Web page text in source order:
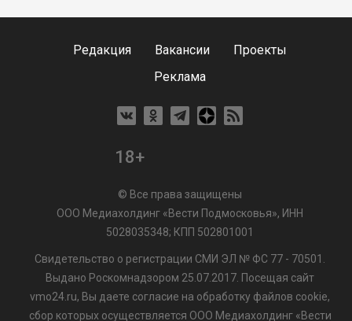
Редакция Вакансии
Проекты
Реклама
18+
© Все права защищены
ООО Медиахолдинг «Вести Подмосковья», ИНН
5028035348; КПП 502801001
Свидетельство о регистрации СМИ ЭЛ № ФС 77 - 70501.
Выдано Роскомнадзором 25.07.2017. Посещая сайт
vmo24.ru, Вы даете согласие на обработку файлов cookie,
сбор которых осуществляется ООО Медиахолдинг «Вести